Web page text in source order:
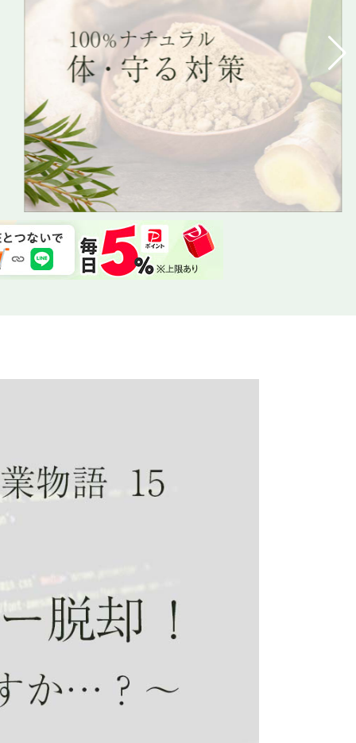
、早くうるつや美肌に
ガニックエキナセア
がら、強力ニオイケア
ワンちゃんハッピー
鹸ならワンちゃんハッピー